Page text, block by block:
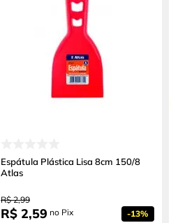
Espátula Plástica Lisa 8cm 150/8
Atlas
R$ 2,99
R$ 2,59 no Pix -13%